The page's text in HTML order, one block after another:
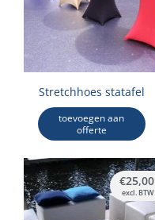
Stretchhoes statafel
toevoegen aan
offerte
€25,00
excl. BTW